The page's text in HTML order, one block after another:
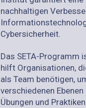
nachhaltigen
Cybersicherheit.
Das SETA-Programm
hilft Organisationen,
als Team benötigen,
verschiedenen
Übungen und